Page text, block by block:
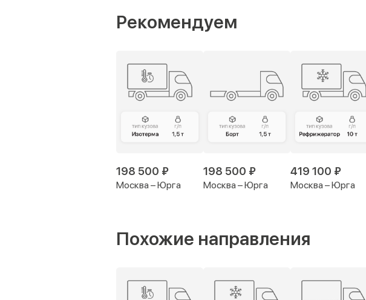
Рекомендуем
198 500 ₽
Москва – Юрга
198 500 ₽
Москва – Юрга
419 100 ₽
Москва – Юрга
Похожие направления